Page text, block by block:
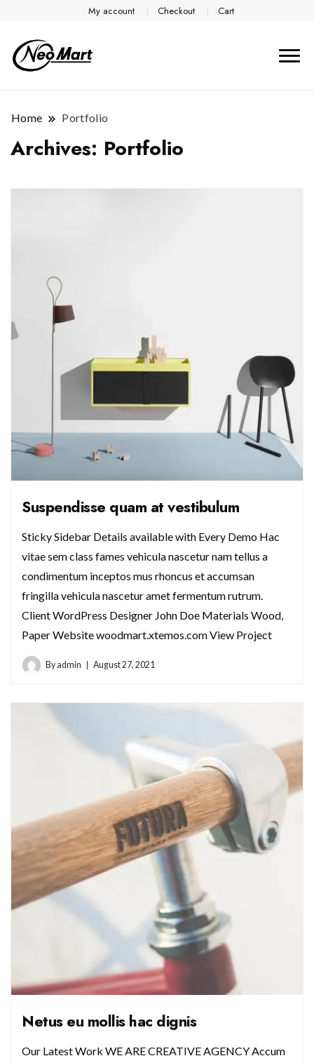
My account Checkout Cart
Home Portfolio
Archives: Portfolio
Suspendisse quam at vestibulum
Sticky Sidebar Details available with Every Demo Hac
vitae sem class fames vehicula nascetur nam tellus a
condimentum inceptos mus rhoncus et accumsan
fringilla vehicula nascetur amet fermentum rutrum.
Client WordPress Designer John Doe Materials Wood,
Paper Website woodmart.xtemos.com View Project
By admin August 27, 2021
Netus eu mollis hac dignis
Our Latest Work WE ARE CREATIVE AGENCY Accum